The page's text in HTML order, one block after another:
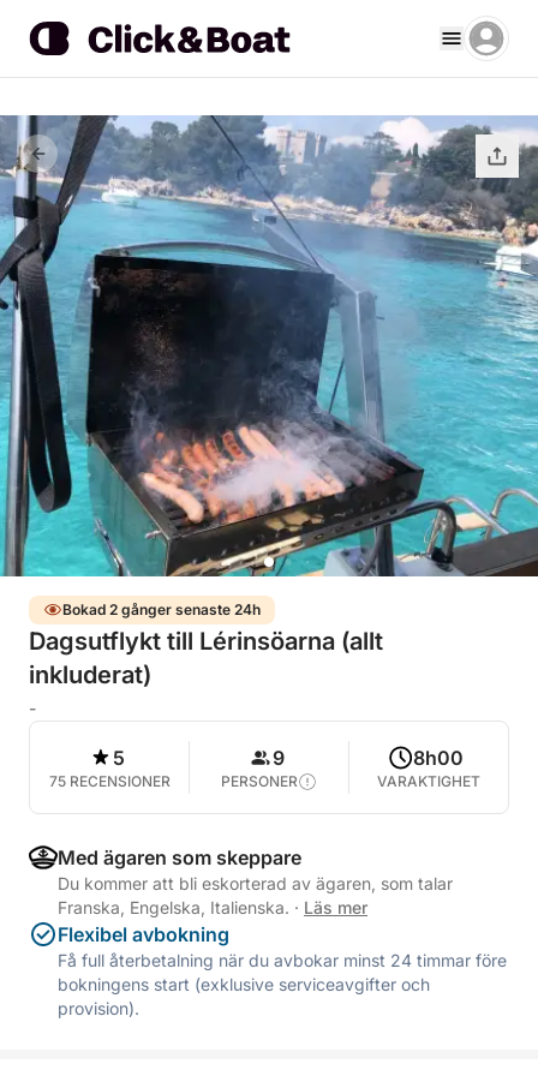
Bokad 2 gånger senaste 24h
Dagsutflykt till Lérinsöarna (allt
inkluderat)
-
5
75 RECENSIONER
9
PERSONER
8h00
VARAKTIGHET
Med ägaren som skeppare
Du kommer att bli eskorterad av ägaren, som talar
Franska, Engelska, Italienska. · Läs mer
Flexibel avbokning
Få full återbetalning när du avbokar minst 24 timmar före
bokningens start (exklusive serviceavgifter och
provision).